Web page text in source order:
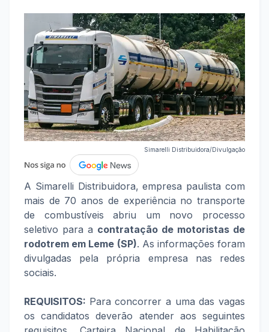
Simarelli Distribuidora/Divulgação
A Simarelli Distribuidora, empresa paulista com
mais de 70 anos de experiência no transporte
de combustíveis abriu um novo processo
seletivo para a contratação de motoristas de
rodotrem em Leme (SP). As informações foram
divulgadas pela própria empresa nas redes
sociais.
REQUISITOS: Para concorrer a uma das vagas
os candidatos deverão atender aos seguintes